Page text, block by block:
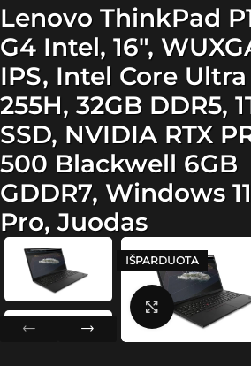
Lenovo ThinkPad
G4 Intel, 16″,
IPS, Intel Core Ultra
255H, 32GB DDR5,
SSD, NVIDIA RTX
500 Blackwell 6GB
GDDR7, Windows 11
Pro, Juodas
IŠPARDUOTA